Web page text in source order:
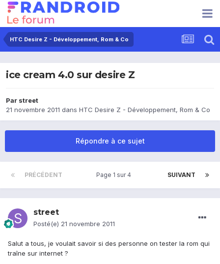
HTC Desire Z - Développement, Rom & Co
ice cream 4.0 sur desire Z
Par street
21 novembre 2011 dans HTC Desire Z - Développement, Rom & Co
Répondre à ce sujet
PRÉCÉDENT SUIVANT
Page 1 sur 4
street
Posté(e) 21 novembre 2011
Salut a tous, je voulait savoir si des personne on tester la rom qui
traîne sur internet ?